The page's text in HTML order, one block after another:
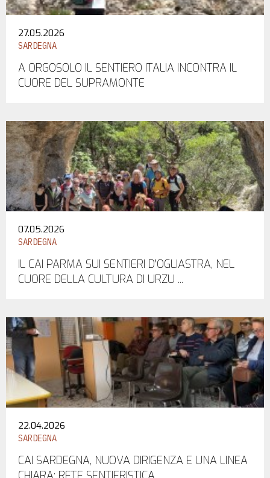
27.05.2026
SARDEGNA
A ORGOSOLO IL SENTIERO ITALIA INCONTRA IL
CUORE DEL SUPRAMONTE
07.05.2026
SARDEGNA
IL CAI PARMA SUI SENTIERI D’OGLIASTRA, NEL
CUORE DELLA CULTURA DI URZU ...
22.04.2026
SARDEGNA
CAI SARDEGNA, NUOVA DIRIGENZA E UNA LINEA